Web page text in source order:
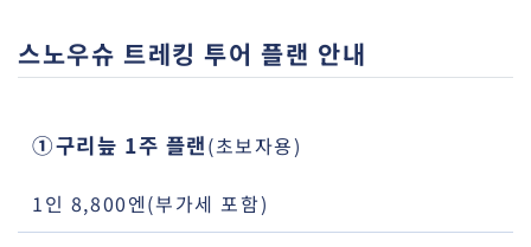
스노우슈 트레킹 투어 플랜 안내
①구리늪 1주 플랜(초보자용)
1인 8,800엔(부가세 포함)